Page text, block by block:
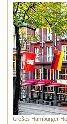
Großes Hamburger